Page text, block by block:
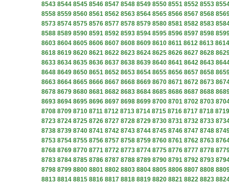
8543 8544 8545 8546 8547 8548 8549 8550 8551 8552 8553
8558 8559 8560 8561 8562 8563 8564 8565 8566 8567 8568
8573 8574 8575 8576 8577 8578 8579 8580 8581 8582 8583
8588 8589 8590 8591 8592 8593 8594 8595 8596 8597 8598
8603 8604 8605 8606 8607 8608 8609 8610 8611 8612 8613 8614
8618 8619 8620 8621 8622 8623 8624 8625 8626 8627 8628
8633 8634 8635 8636 8637 8638 8639 8640 8641 8642 8643
8648 8649 8650 8651 8652 8653 8654 8655 8656 8657 8658
8663 8664 8665 8666 8667 8668 8669 8670 8671 8672 8673
8678 8679 8680 8681 8682 8683 8684 8685 8686 8687 8688
8693 8694 8695 8696 8697 8698 8699 8700 8701 8702 8703
8708 8709 8710 8711 8712 8713 8714 8715 8716 8717 8718 8719
8723 8724 8725 8726 8727 8728 8729 8730 8731 8732 8733
8738 8739 8740 8741 8742 8743 8744 8745 8746 8747 8748
8753 8754 8755 8756 8757 8758 8759 8760 8761 8762 8763
8768 8769 8770 8771 8772 8773 8774 8775 8776 8777 8778
8783 8784 8785 8786 8787 8788 8789 8790 8791 8792 8793
8798 8799 8800 8801 8802 8803 8804 8805 8806 8807 8808
8813 8814 8815 8816 8817 8818 8819 8820 8821 8822 8823